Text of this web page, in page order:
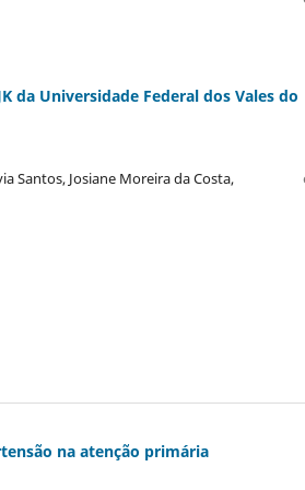
da Universidade Federal dos Vales do
Santos, Josiane Moreira da Costa,
na atenção primária